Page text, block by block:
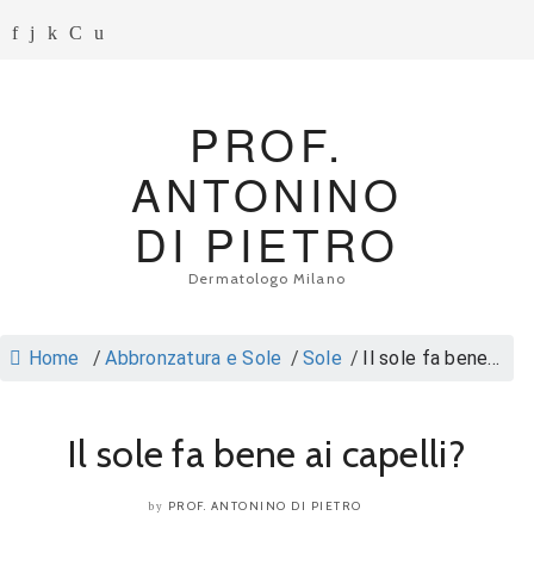
PROF.
ANTONINO
DI PIETRO
Dermatologo Milano
Home / Abbronzatura e Sole / Sole / Il sole fa bene...
Il sole fa bene ai capelli?
by PROF. ANTONINO DI PIETRO